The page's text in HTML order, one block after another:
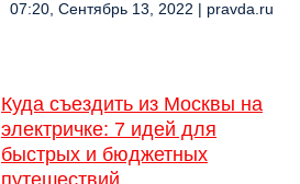
07:20, Сентябрь 13, 2022 | pravda.ru
Куда съездить из Москвы на
электричке: 7 идей для
быстрых и бюджетных
путешествий